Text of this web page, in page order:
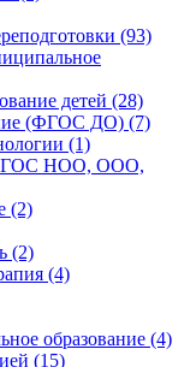
(93)
детей (28)
(ФГОС ДО) (7)
(1)
НОО, ООО,
(2)
(2)
(4)
образование (4)
(15)